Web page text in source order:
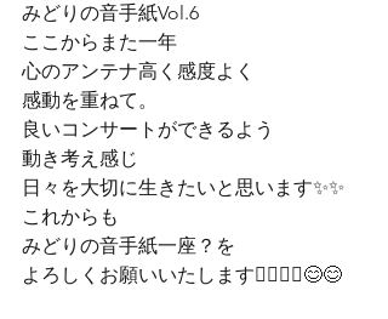
みどりの音手紙Vol.6
ここからまた一年
心のアンテナ高く感度よく
感動を重ねて。
良いコンサートができるよう
動き考え感じ
日々を大切に生きたいと思います✨✨
これからも
みどりの音手紙一座？を
よろしくお願いいたします🙇‍♀️🙇‍♀️😊😊